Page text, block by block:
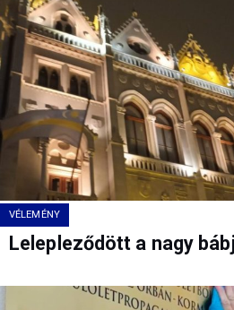
VÉLEMÉNY
Lelepleződött a nagy